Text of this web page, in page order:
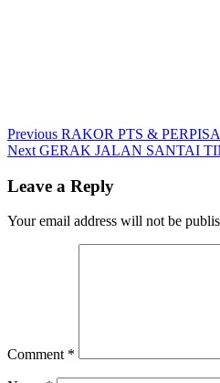
Post
navigation
Previous Previous
post:
RAKOR PTS &
Next Next
GERAK JALAN SANTAI
Leave a Reply
Your email address will not be
Comment *